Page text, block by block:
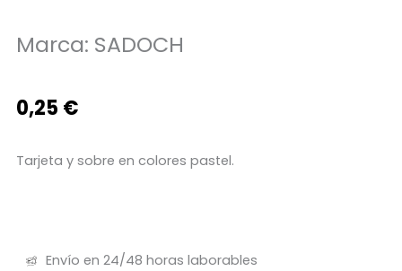
Marca: SADOCH
0,25 €
Tarjeta y sobre en colores pastel.
Envío en 24/48 horas laborables